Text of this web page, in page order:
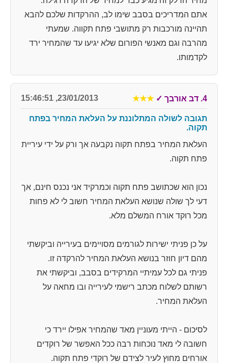
אתם המדריכים בסבב שימו לב, ההרקדות שלכם להבא
תהיינה מורכבות רק מתושבי פתח תקווה. שמעתי
מהרבה וגם מאנשי הפורום שלא יגיעו עד שהמחיר ירד
לקדמותו.
4. דב אורבך ✓
★★★
23/01/2013, 15:46:51
תגובה לשולה המתלוננת על העלאת המחיר בפתח
תקוה.
העלאת המחיר בפתח תקוה נקבעה אך ורק על ידי עיריית
פתח תקוה.
נכון הוא שכתושב פתח תקוה וכמרקיד אני נכנס חינם, אך
דעי לך שולה שנושא העלאת המחיר חשוב לי לא פחות
מכל רוקד אורח המשלם מלא.
על כן פניתי ישירות לגורמים מסויימים בעירייה וביקשתי
מהם דיון חוזר בנושא העלאת המחיר להרקדה זו.
פניתי גם לכל עמיתיי המרקידים בסבב, וביקשתי את
רשותם לשלוח מכתב רישמי לעירייה ובו מחאה על
העלאת המחיר.
לסיכום - הייתי מעוניין מאד שהמחיר אפילו יירד כי
חשובה לי מאד נוכחות רבה ככל האפשר של רוקדים
אורחים מחוץ לעיר לצידם של רוקדי פתח תקוה.